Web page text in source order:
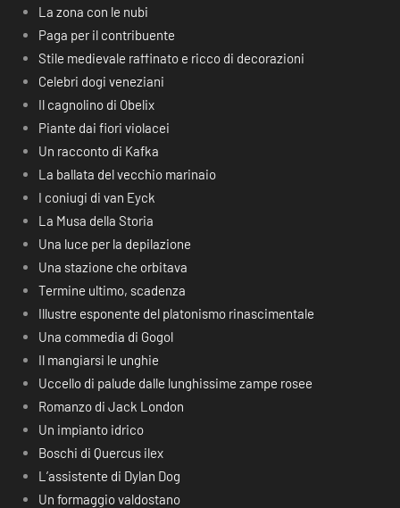
La zona con le nubi
Paga per il contribuente
Stile medievale raffinato e ricco di decorazioni
Celebri dogi veneziani
Il cagnolino di Obelix
Piante dai fiori violacei
Un racconto di Kafka
La ballata del vecchio marinaio
I coniugi di van Eyck
La Musa della Storia
Una luce per la depilazione
Una stazione che orbitava
Termine ultimo, scadenza
Illustre esponente del platonismo rinascimentale
Una commedia di Gogol
Il mangiarsi le unghie
Uccello di palude dalle lunghissime zampe rosee
Romanzo di Jack London
Un impianto idrico
Boschi di Quercus ilex
L’assistente di Dylan Dog
Un formaggio valdostano